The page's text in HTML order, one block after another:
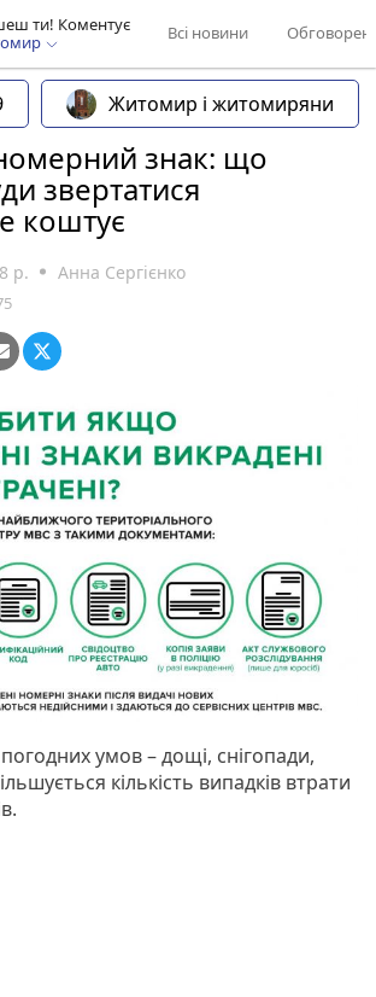
ти! Коментує
Всі новини
Житомир і житомиряни
знак: що
звертатися
коштує
р. Анна Сергієнко
умов – дощі, снігопади,
кількість випадків втрати